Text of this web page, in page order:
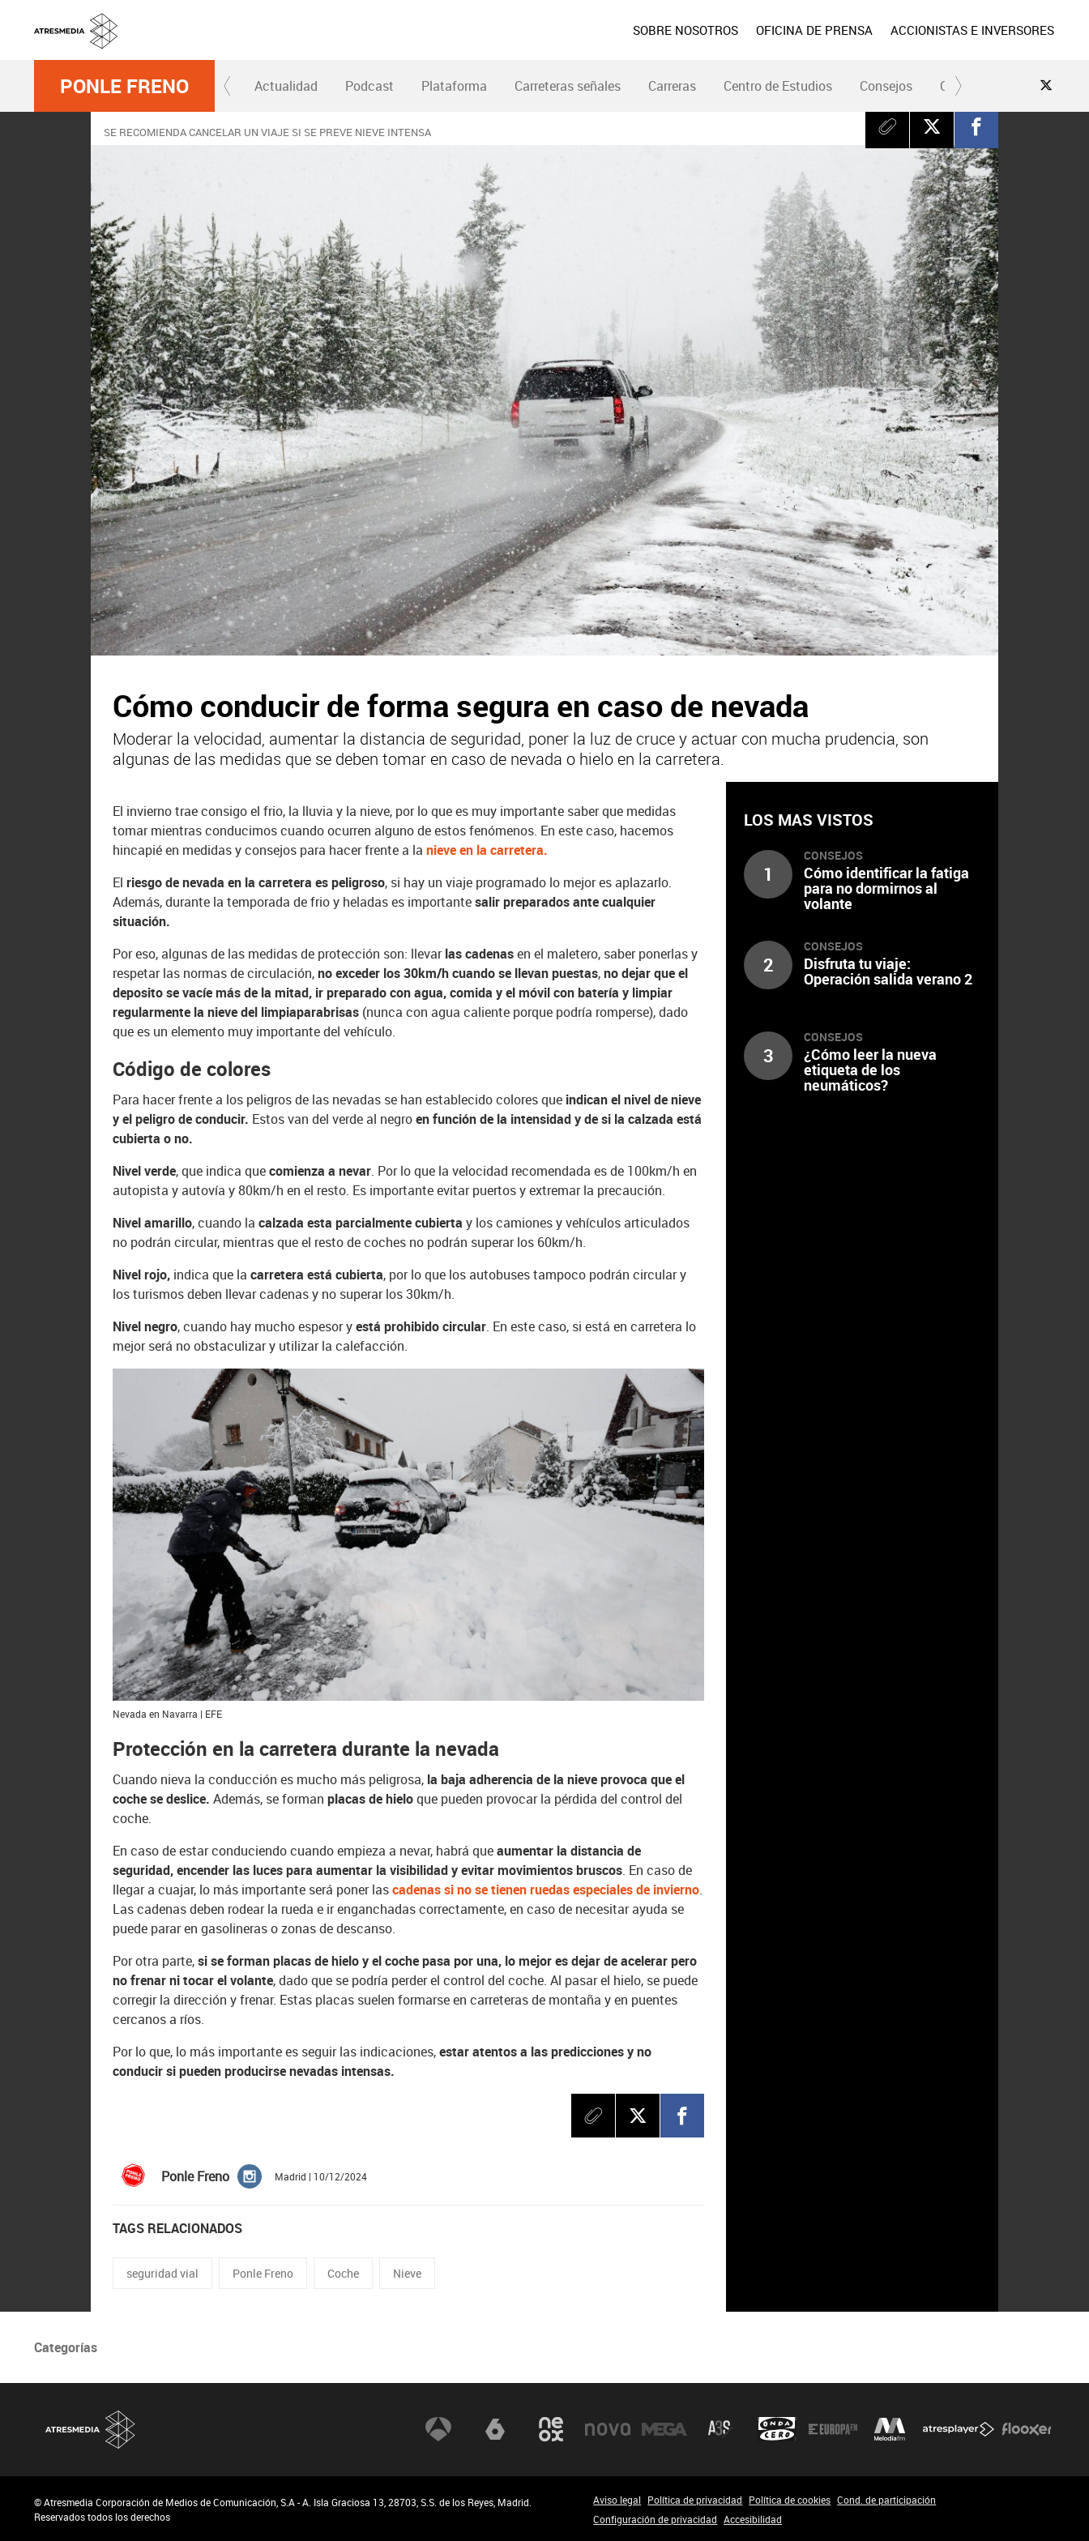
SOBRE NOSOTROS OFICINA DE PRENSA ACCIONISTAS E INVERSORES
PONLE FRENO Actualidad Podcast Plataforma Carreteras señales Carreras Centro de Estudios Consejos Conduce Seguro
SE RECOMIENDA CANCELAR UN VIAJE SI SE PREVE NIEVE INTENSA
Cómo conducir de forma segura en caso de nevada
Moderar la velocidad, aumentar la distancia de seguridad, poner la luz de cruce y actuar con mucha prudencia, son
algunas de las medidas que se deben tomar en caso de nevada o hielo en la carretera.
El invierno trae consigo el frio, la lluvia y la nieve, por lo que es muy importante saber que medidas
tomar mientras conducimos cuando ocurren alguno de estos fenómenos. En este caso, hacemos
hincapié en medidas y consejos para hacer frente a lanieve en la carretera.
El riesgo de nevada en la carretera es peligroso, si hay un viaje programado lo mejor es aplazarlo.
Además, durante la temporada de frio y heladas es importantesalir preparados ante cualquier
situación.
Por eso, algunas de las medidas de protección son: llevarlas cadenasen el maletero, saber ponerlas y
respetar las normas de circulación,no exceder los 30km/h cuando se llevan puestas,no dejar que el
deposito se vacíe más de la mitad, ir preparado con agua, comida y el móvil con batería y limpiar
regularmente la nieve del limpiaparabrisas (nunca con agua caliente porque podría romperse), dado
que es un elemento muy importante del vehículo.
Código de colores
Para hacer frente a los peligros de las nevadas se han establecido colores que indican el nivel de nieve
y el peligro de conducir. Estos van del verde al negroen función de la intensidad y de si la calzada está
cubierta o no.
Nivel verde, que indica quecomienza a nevar. Por lo que la velocidad recomendada es de 100km/h en
autopista y autovía y 80km/h en el resto. Es importante evitar puertos y extremar la precaución.
Nivel amarillo, cuando la calzada esta parcialmente cubierta y los camiones y vehículos articulados
no podrán circular, mientras que el resto de coches no podrán superar los 60km/h.
Nivel rojo, indica que lacarretera está cubierta, por lo que los autobuses tampoco podrán circular y
los turismos deben llevar cadenas y no superar los 30km/h.
Nivel negro, cuando hay mucho espesor yestá prohibido circular. En este caso, si está en carretera lo
mejor será no obstaculizar y utilizar la calefacción.
Nevada en Navarra | EFE
Protección en la carretera durante la nevada
Cuando nieva la conducción es mucho más peligrosa, la baja adherencia de la nieve provoca que el
coche se deslice. Además, se formanplacas de hieloque pueden provocar la pérdida del control del
coche.
En caso de estar conduciendo cuando empieza a nevar, habrá queaumentar la distancia de
seguridad, encender las luces para aumentar la visibilidad y evitar movimientos bruscos. En caso de
llegar a cuajar, lo más importante será poner lascadenas si no se tienen ruedas especiales de invierno.
Las cadenas deben rodear la rueda e ir enganchadas correctamente, en caso de necesitar ayuda se
puede parar en gasolineras o zonas de descanso.
Por otra parte,si se forman placas de hielo y el coche pasa por una, lo mejor es dejar de acelerar pero
no frenar ni tocar el volante, dado que se podría perder el control del coche. Al pasar el hielo, se puede
corregir la dirección y frenar. Estas placas suelen formarse en carreteras de montaña y en puentes
cercanos a ríos.
Por lo que, lo más importante es seguir las indicaciones,estar atentos a las predicciones y no
conducir si pueden producirse nevadas intensas.
Ponle Freno Madrid | 10/12/2024
TAGS RELACIONADOS
seguridad vial Ponle Freno Coche Nieve
LOS MAS VISTOS
1
CONSEJOS
Cómo identificar la fatiga
para no dormirnos al
volante
2
CONSEJOS
Disfruta tu viaje:
Operación salida verano 2
3
CONSEJOS
¿Cómo leer la nueva
etiqueta de los
neumáticos?
Categorías
© Atresmedia Corporación de Medios de Comunicación, S.A - A. Isla Graciosa 13, 28703, S.S. de los Reyes, Madrid.
Reservados todos los derechos
Aviso legal Política de privacidad Política de cookies Cond. de participación
Configuración de privacidad Accesibilidad